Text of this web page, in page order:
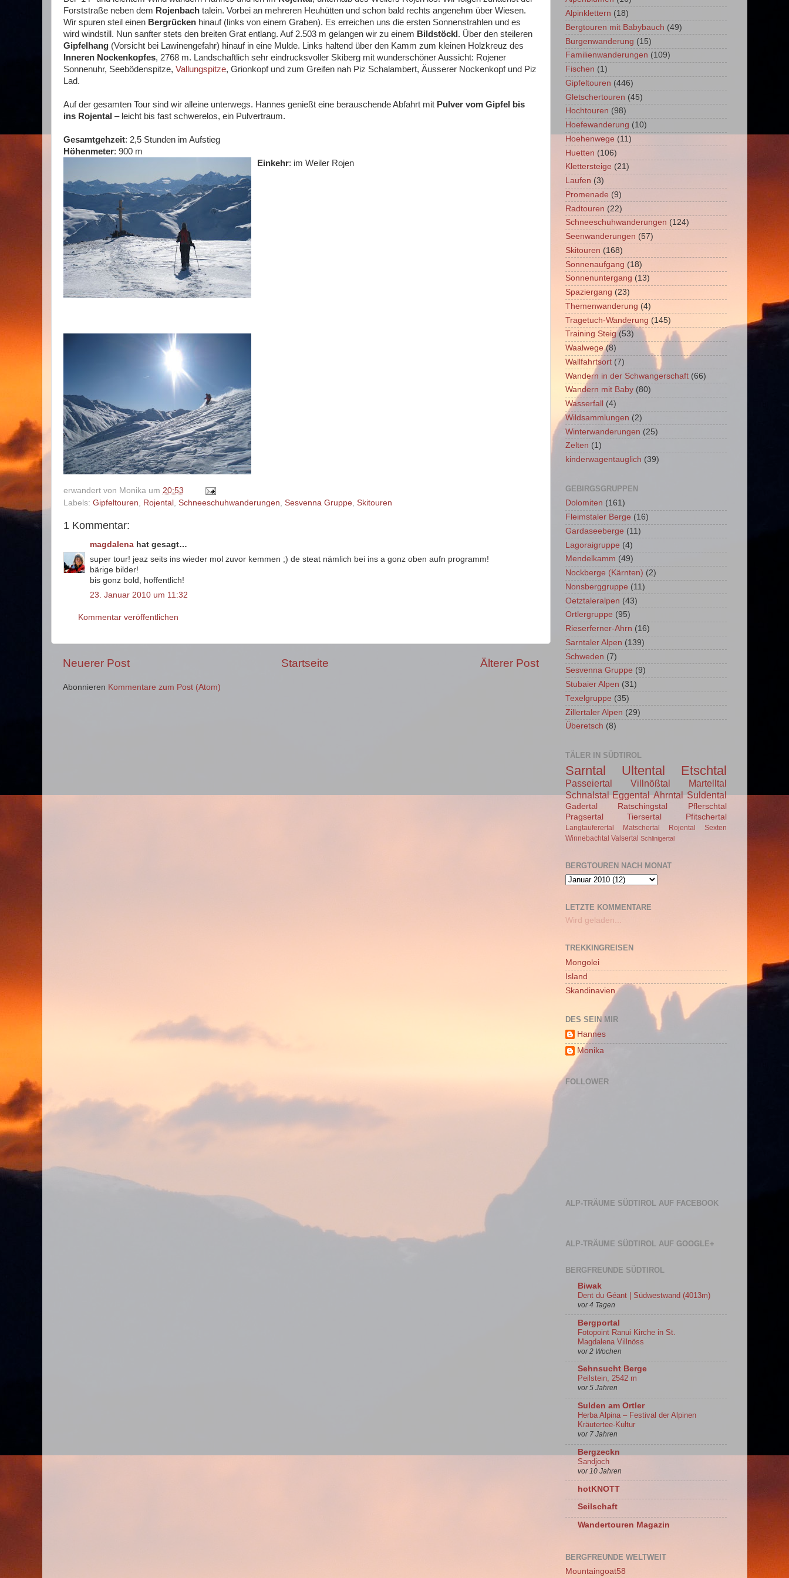
Forststraße neben dem Rojenbachtalein. Vorbei an mehreren Heuhütten und schon bald rechts angenehm über Wiesen.
Wir spuren steil einen Bergrückenhinauf (links von einem Graben). Es erreichen uns die ersten Sonnenstrahlen und es
wird windstill. Nun sanfter stets den breiten Grat entlang. Auf 2.503 m gelangen wir zu einem Bildstöckl . Über den steileren
Gipfelhang(Vorsicht bei Lawinengefahr) hinauf in eine Mulde. Links haltend über den Kamm zum kleinen Holzkreuz des
Inneren Nockenkopfes, 2768 m. Landschaftlich sehr eindrucksvoller Skiberg mit wunderschöner Aussicht: Rojener
Sonnenuhr, Seebödenspitze, Vallungspitze, Grionkopf und zum Greifen nah Piz Schalambert, Äusserer Nockenkopf und Piz
Lad.
Auf der gesamten Tour sind wir alleine unterwegs. Hannes genießt eine berauschende Abfahrt mit Pulver vom Gipfel bis
ins Rojental – leicht bis fast schwerelos, ein Pulvertraum.
Gesamtgehzeit: 2,5 Stunden im Aufstieg
Höhenmeter: 900 m
Einkehr: im Weiler Rojen
erwandert von Monika um 20:53
Labels: Gipfeltouren Rojental Schneeschuhwanderungen Sesvenna Gruppe, Skitouren
1 Kommentar:
magdalenahat gesagt…
super tour! jeaz seits ins wieder mol zuvor kemmen ;) de steat nämlich bei ins a gonz oben aufn programm!
bärige bilder!
bis gonz bold, hoffentlich!
23. Januar 2010 um 11:32
Kommentar veröffentlichen
Neuerer Post Älterer Post
Startseite
Abonnieren Kommentare zum Post (Atom)
Alpinklettern (18)
Bergtouren mit Babybauch (49)
Burgenwanderung (15)
Familienwanderungen (109)
Fischen (1)
Gipfeltouren (446)
Gletschertouren (45)
Hochtouren (98)
Hoefewanderung (10)
Hoehenwege (11)
Huetten (106)
Klettersteige (21)
Laufen (3)
Promenade (9)
Radtouren (22)
Schneeschuhwanderungen (124)
Seenwanderungen (57)
Skitouren (168)
Sonnenaufgang (18)
Sonnenuntergang (13)
Spaziergang (23)
Themenwanderung (4)
Tragetuch-Wanderung (145)
Training Steig (53)
Waalwege (8)
Wallfahrtsort (7)
Wandern in der Schwangerschaft (66)
Wandern mit Baby (80)
Wasserfall
(4)
Wildsammlungen (2)
Winterwanderungen (25)
Zelten (1)
kinderwagentauglich (39)
GEBIRGSGRUPPEN
Dolomiten (161)
Fleimstaler Berge (16)
Gardaseeberge (11)
Lagoraigruppe (4)
Mendelkamm (49)
Nockberge (Kärnten) (2)
Nonsberggruppe (11)
Oetztaleralpen (43)
Ortlergruppe (95)
Rieserferner-Ahrn (16)
Sarntaler Alpen (139)
Schweden (7)
Sesvenna Gruppe (9)
Stubaier Alpen (31)
Texelgruppe (35)
Zillertaler Alpen (29)
Überetsch (8)
TÄLER IN SÜDTIROL
Sarntal Ultental Etschtal
Passeiertal Villnößtal
Martelltal
Schnalstal Eggental Ahrntal Suldental
Gadertal Ratschingstal
Pflerschtal
Pragsertal
Tiersertal Pfitschertal
Langtauferertal Matschertal Rojental
Sexten
Winnebachtal Valsertal Schlinigertal
BERGTOUREN NACH MONAT
LETZTE KOMMENTARE
Wird geladen...
TREKKINGREISEN
Mongolei
Island
Skandinavien
DES SEIN MIR
Hannes
Monika
FOLLOWER
ALP-TRÄUME SÜDTIROL AUF FACEBOOK
ALP-TRÄUME SÜDTIROL AUF GOOGLE+
BERGFREUNDE SÜDTIROL
Biwak
Dent du Géant | Südwestwand (4013m)
vor 4 Tagen
Bergportal
Fotopoint Ranui Kirche in St.
Magdalena Villnöss
vor 2 Wochen
Sehnsucht Berge
Peilstein, 2542 m
vor 5 Jahren
Sulden am Ortler
Herba Alpina – Festival der Alpinen
Kräutertee-Kultur
vor 7 Jahren
Bergzeckn
Sandjoch
vor 10 Jahren
hotKNOTT
Seilschaft
Wandertouren Magazin
BERGFREUNDE WELTWEIT
Mountaingoat58